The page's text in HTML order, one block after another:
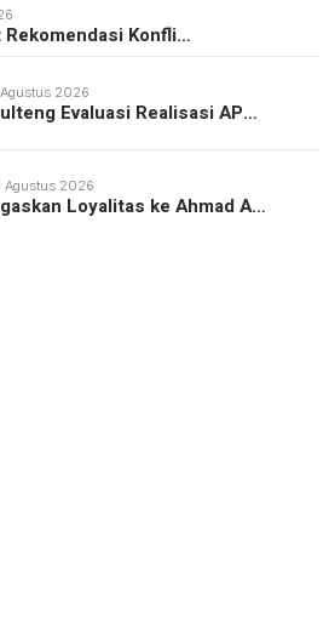
Rekomendasi Konfli…
2026
Evaluasi Realisasi AP…
Agustus 2026
Loyalitas ke Ahmad A…